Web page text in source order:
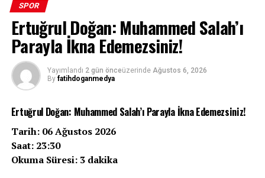
SPOR
Ertuğrul Doğan: Muhammed Salah’ı
Parayla İkna Edemezsiniz!
Yayımlandı 2 gün önceüzerinde Ağustos 6, 2026
By fatihdoganmedya
Ertuğrul Doğan: Muhammed Salah’ı Parayla İkna Edemezsiniz!
Tarih: 06 Ağustos 2026
Saat: 23:30
Okuma Süresi: 3 dakika